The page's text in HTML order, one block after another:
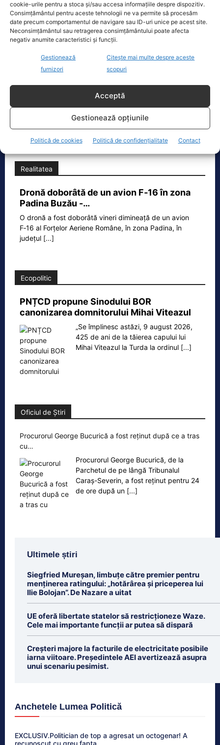
cookie-urile pentru a stoca și/sau accesa informațiile despre dispozitiv.
Consimțământul pentru aceste tehnologii ne va permite să procesăm
date precum comportamentul de navigare sau ID-uri unice pe acest site.
Neconsimțământul sau retragerea consimțământului poate afecta
negativ anumite caracteristici și funcții.
Gestionează
furnizori
Citește mai multe despre aceste
scopuri
Acceptă
Gestionează opțiunile
Politică de cookies Politică de confidențialitate Contact
metal preţios, dar acestea nu pot fi depistate
decât după o analiză a obiectului de către
specialişti.
Nu în ultimul rând, comisarul ANPC susţine că şi
ambalajul contează şi recomandă cumpărătorilor
să nu achiziţioneze mărţişoare cu ambalajul
rupt, mototolit, murdar sau pătat.
Realitatea
Dronă doborâtă de un avion F‑16 în zona
Padina Buzău -…
O dronă a fost doborâtă vineri dimineață de un avion
F‑16 al Forțelor Aeriene Române, în zona Padina, în
județul [...]
Ecopolitic
PNȚCD propune Sinodului BOR
canonizarea domnitorului Mihai Viteazul
„Se împlinesc astăzi, 9 august 2026,
425 de ani de la tăierea capului lui
Mihai Viteazul la Turda la ordinul [...]
Oficiul de Știri
Procurorul George Bucurică a fost reținut după ce a tras
cu…
Procurorul George Bucurică, de la
Parchetul de pe lângă Tribunalul
Caraș-Severin, a fost reținut pentru 24
de ore după un [...]
Ultimele știri
Siegfried Mureșan, limbuțe către premier pentru
menținerea ratingului: „hotărârea și priceperea lui
Ilie Bolojan”. De Nazare a uitat
UE oferă libertate statelor să restricționeze Waze.
Cele mai importante funcții ar putea să dispară
Creșteri majore la facturile de electricitate posibile
iarna viitoare. Președintele AEI avertizează asupra
unui scenariu pesimist.
Anchetele Lumea Politică
EXCLUSIV.Politician de top a agresat un octogenar! A